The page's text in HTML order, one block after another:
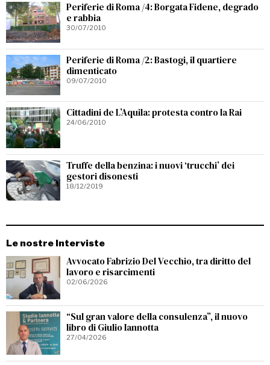
Periferie di Roma /4: Borgata Fidene, degrado
e rabbia
30/07/2010
Periferie di Roma /2: Bastogi, il quartiere
dimenticato
09/07/2010
Cittadini de L’Aquila: protesta contro la Rai
24/06/2010
Truffe della benzina: i nuovi ‘trucchi’ dei
gestori disonesti
18/12/2019
Le nostre Interviste
Avvocato Fabrizio Del Vecchio, tra diritto del
lavoro e risarcimenti
02/06/2026
“Sul gran valore della consulenza”, il nuovo
libro di Giulio Iannotta
27/04/2026